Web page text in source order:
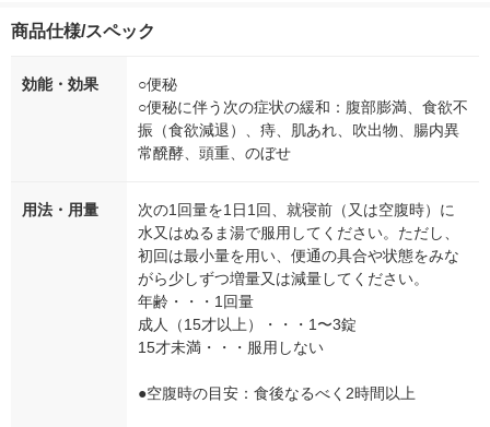
商品仕様/スペック
効能・効果
○便秘
○便秘に伴う次の症状の緩和：腹部膨満、食欲不
振（食欲減退）、痔、肌あれ、吹出物、腸内異
常醗酵、頭重、のぼせ
用法・用量
次の1回量を1日1回、就寝前（又は空腹時）に
水又はぬるま湯で服用してください。ただし、
初回は最小量を用い、便通の具合や状態をみな
がら少しずつ増量又は減量してください。
年齢・・・1回量
成人（15才以上）・・・1〜3錠
15才未満・・・服用しない
●空腹時の目安：食後なるべく2時間以上